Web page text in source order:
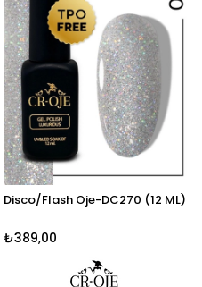
Disco/Flash Oje-DC270 (12 ML)
₺389,00